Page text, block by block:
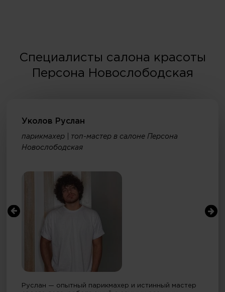
Специалисты салона красоты
Персона Новослободская
Уколов Руслан
парикмахер | топ-мастер в салоне Персона
Новослободская
Руслан — опытный парикмахер и истинный мастер